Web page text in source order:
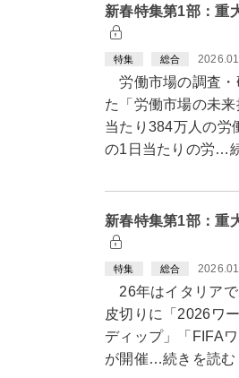
新春特集第1部：
特集 総合
労働市場の調査・
た「労働市場の未
当たり384万人の労
の1日当たりの労…
新春特集第1部：
特集 総合
26年はイタリアで
皮切りに「2026ワ
ディップ」「FIFA
が開催…続きを読む